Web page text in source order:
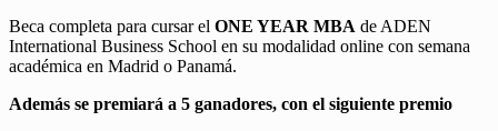
Beca completa para cursar el ONE YEAR MBA de ADEN
International Business School en su modalidad online con semana
académica en Madrid o Panamá.
Además se premiará a 5 ganadores, con el siguiente premio